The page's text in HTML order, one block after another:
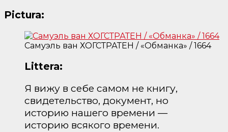
Pictura:
Самуэль ван ХОГСТРАТЕН / «Обманка» / 1664
Littera:
Я вижу в себе самом не книгу,
свидетельство, документ, но
историю нашего времени —
историю всякого времени.